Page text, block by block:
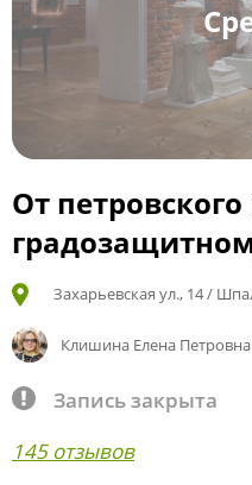
От
Захарьевская ул., 14 /
Клишина Елена Петровна
Запись закрыта
145 отзывов